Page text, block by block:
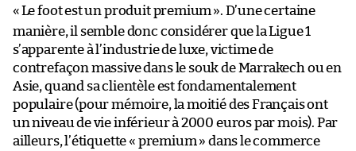
«Le foot est un produit premium». D’une certaine
manière, il semble donc considérer que la Ligue 1
s’apparente à l’industrie de luxe, victime de
contrefaçon massive dans le souk de Marrakech ou en
Asie, quand sa clientèle est fondamentalement
populaire (pour mémoire, la moitié des Français ont
un niveau de vie inférieur à 2000 euros par mois). Par
ailleurs, l’étiquette « premium » dans le commerce